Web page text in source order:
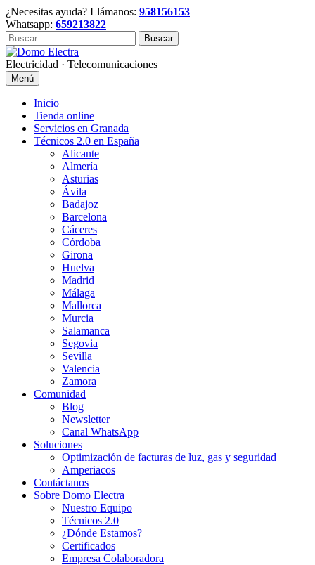
Skip
to
content
¿Necesitas ayuda? Llámanos: 958156153
Whatsapp: 659213822
Buscar:
Electricidad · Telecomunicaciones
Menú
Inicio
Tienda online
Servicios en Granada
Técnicos 2.0 en España
Alicante
Almería
Asturias
Ávila
Badajoz
Barcelona
Cáceres
Córdoba
Girona
Huelva
Madrid
Málaga
Mallorca
Murcia
Salamanca
Segovia
Sevilla
Valencia
Zamora
Comunidad
Blog
Newsletter
Canal WhatsApp
Soluciones
Optimización de facturas de luz, gas y seguridad
Amperiacos
Contáctanos
Sobre Domo Electra
Nuestro Equipo
Técnicos 2.0
¿Dónde Estamos?
Certificados
Empresa Colaboradora